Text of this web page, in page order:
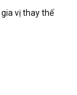
vị thay thế